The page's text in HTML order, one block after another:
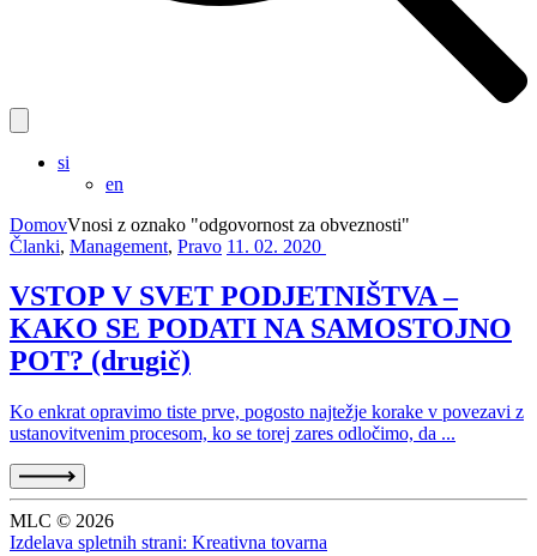
si
en
DomovVnosi z oznako "odgovornost za obveznosti"
Članki, Management, Pravo 11. 02. 2020
VSTOP V SVET PODJETNIŠTVA –
KAKO SE PODATI NA SAMOSTOJNO
POT? (drugič)
Ko enkrat opravimo tiste prve, pogosto najtežje korake v povezavi z
ustanovitvenim procesom, ko se torej zares odločimo, da ...
MLC © 2026
Izdelava spletnih strani: Kreativna tovarna